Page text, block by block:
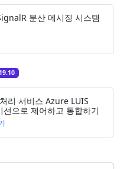
분산 메시징 시스템
리 서비스 Azure LUIS
션으로 제어하고 통합하기